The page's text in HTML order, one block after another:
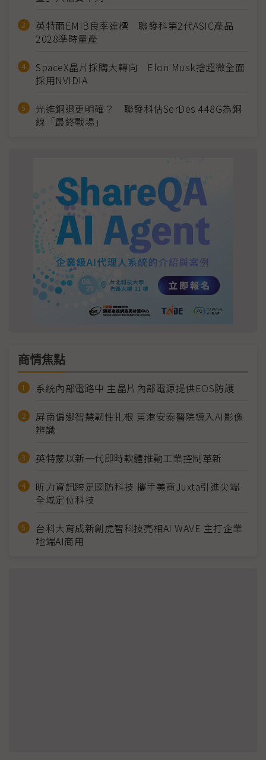
英特爾EMIB良率達標 聯發科第2代ASIC產品
2028準時量產
SpaceX晶片採購大轉向 Elon Musk捨超微全面
採用NVIDIA
光進銅退更明確？ 聯發科估SerDes 448G為銅
線「最終戰場」
商情焦點
系統內部電路中 主晶片內部電源提供EOS防護
屏南偏鄉智慧韌性扎根 東港安泰醫院導入AI影像
辨識
英特蒙以新一代即時軟體推動工業控制革新
昕力資訊跨足國防科技 攜手美商Juxta引進尖端
全域定位科技
台科大育成新創虎智科技亮相AI WAVE 主打企業
地端AI商用